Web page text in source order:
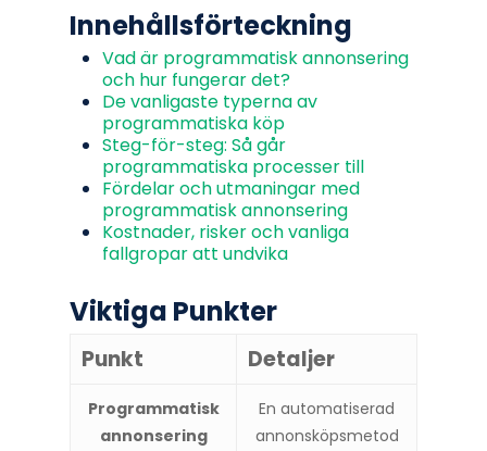
Innehållsförteckning
Vad är programmatisk annonsering
och hur fungerar det?
De vanligaste typerna av
programmatiska köp
Steg-för-steg: Så går
programmatiska processer till
Fördelar och utmaningar med
programmatisk annonsering
Kostnader, risker och vanliga
fallgropar att undvika
Viktiga Punkter
Punkt Detaljer
Programmatisk
annonsering
En automatiserad
annonsköpsmetod